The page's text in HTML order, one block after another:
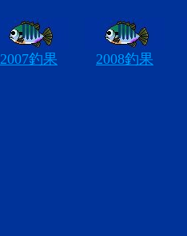
2007釣果 2008釣果